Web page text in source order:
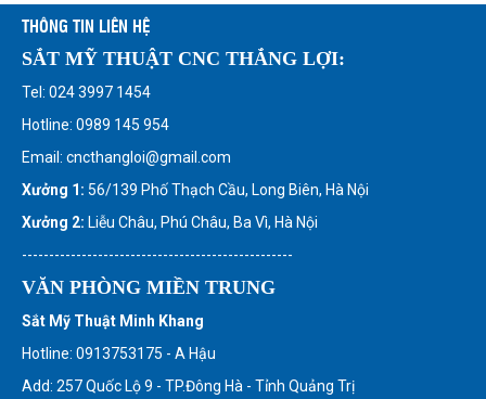
THÔNG TIN LIÊN HỆ
SẮT MỸ THUẬT CNC THẮNG LỢI:
Tel: 024 3997 1454
Hotline: 0989 145 954
Email: cncthangloi@gmail.com
Xưởng 1: 56/139 Phố Thạch Cầu, Long Biên, Hà Nội
Xưởng 2: Liễu Châu, Phú Châu, Ba Vì, Hà Nội
--------------------------------------------------
VĂN PHÒNG MIỀN TRUNG
Sắt Mỹ Thuật Minh Khang
Hotline: 0913753175 - A Hậu
Add: 257 Quốc Lộ 9 - TP.Đông Hà - Tỉnh Quảng Trị